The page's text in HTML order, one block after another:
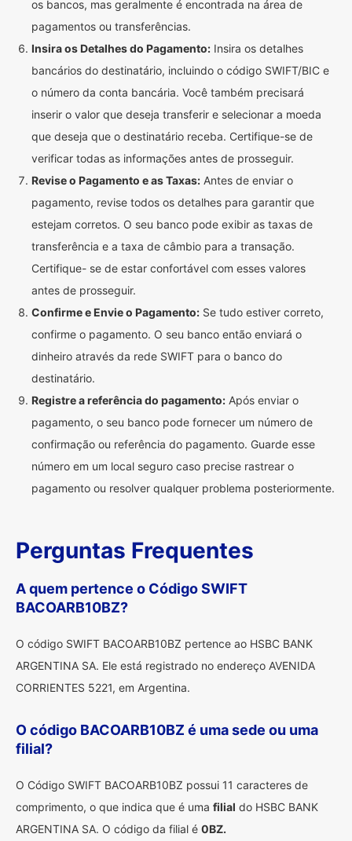
os bancos, mas geralmente é encontrada na área de
pagamentos ou transferências.
Insira os Detalhes do Pagamento: Insira os detalhes
bancários do destinatário, incluindo o código SWIFT/BIC e
o número da conta bancária. Você também precisará
inserir o valor que deseja transferir e selecionar a moeda
que deseja que o destinatário receba. Certifique-se de
verificar todas as informações antes de prosseguir.
Revise o Pagamento e as Taxas: Antes de enviar o
pagamento, revise todos os detalhes para garantir que
estejam corretos. O seu banco pode exibir as taxas de
transferência e a taxa de câmbio para a transação.
Certifique- se de estar confortável com esses valores
antes de prosseguir.
Confirme e Envie o Pagamento: Se tudo estiver correto,
confirme o pagamento. O seu banco então enviará o
dinheiro através da rede SWIFT para o banco do
destinatário.
Registre a referência do pagamento: Após enviar o
pagamento, o seu banco pode fornecer um número de
confirmação ou referência do pagamento. Guarde esse
número em um local seguro caso precise rastrear o
pagamento ou resolver qualquer problema posteriormente.
Perguntas Frequentes
A quem pertence o Código SWIFT
BACOARB10BZ?
O código SWIFT BACOARB10BZ pertence ao HSBC BANK
ARGENTINA SA. Ele está registrado no endereço AVENIDA
CORRIENTES 5221, em Argentina.
O código BACOARB10BZ é uma sede ou uma
filial?
O Código SWIFT BACOARB10BZ possui 11 caracteres de
comprimento, o que indica que é uma filial do HSBC BANK
ARGENTINA SA. O código da filial é 0BZ.